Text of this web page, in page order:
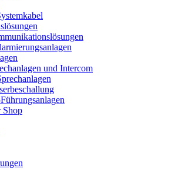
und Intercom
Shop